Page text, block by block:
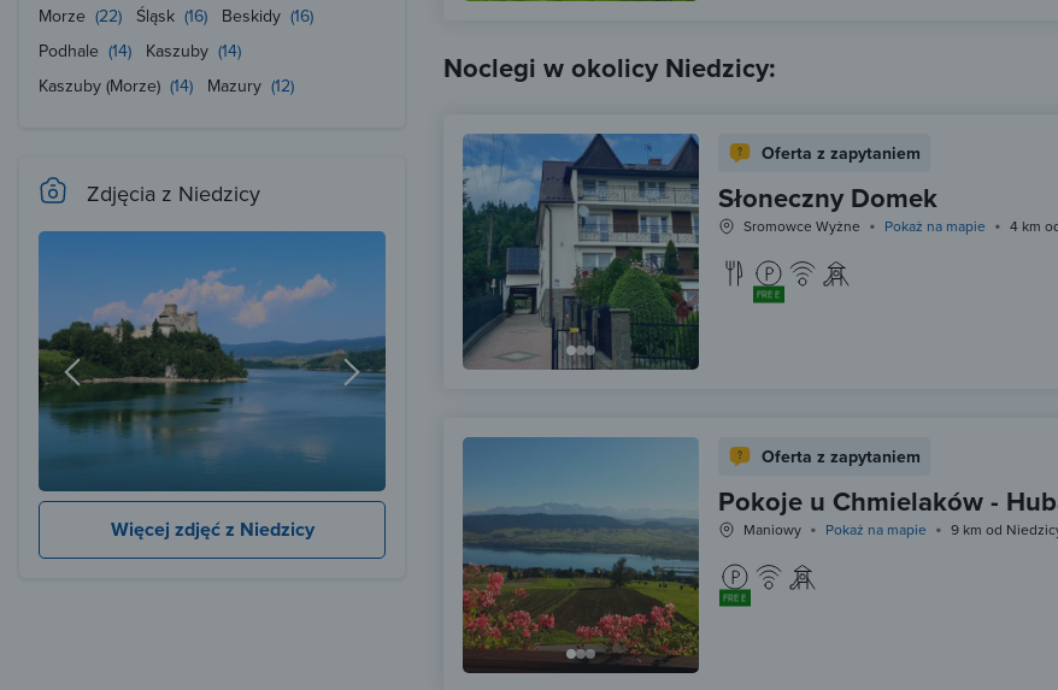
Noclegi w okolicy Niedzicy:
Oferta z zapytaniem
Słoneczny Domek
Sromowce Wyżne Pokaż na mapie 4 km
FREE
Oferta z zapytaniem
Pokoje u Chmielaków -
Maniowy Pokaż na mapie 9 km od
FREE
Morze (22) Śląsk (16) Beskidy (16)
Podhale (14) Kaszuby (14)
Kaszuby (Morze) (14) Mazury (12)
Zdjęcia z Niedzicy
Więcej zdjęć z Niedzicy